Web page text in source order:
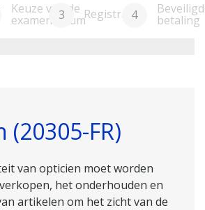
Keuze van de
examendatum
3 Registratie
4 betaling
(20305-FR)
van opticien moet worden
verkopen, het onderhouden en
artikelen om het zicht van de